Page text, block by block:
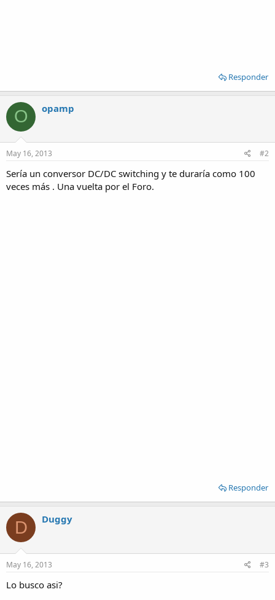
Responder
O opamp
May 16, 2013 #2
Sería un conversor DC/DC switching y te duraría como 100
veces más . Una vuelta por el Foro.
Responder
D Duggy
May 16, 2013 #3
Lo busco asi?